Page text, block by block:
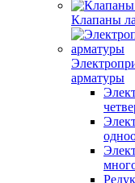
Клапаны
арматуры